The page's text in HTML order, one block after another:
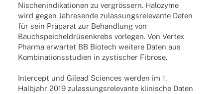
Nischen­in­di­ka­tio­nen zu vergrössern. Halo­zyme
wird gegen Jahres­ende zulas­sungs­re­le­vante Daten
für sein Präparat zur Behand­lung von
Bauchspeicheldrüsenkrebs vorle­gen. Von Vertex
Pharma erwar­tet BB Biotech weitere Daten aus
Kombi­na­ti­ons­stu­dien in zysti­scher Fibrose.
Inter­cept und Gilead Scien­ces werden im 1.
Halb­jahr 2019 zulas­sungs­re­le­vante klini­sche Daten